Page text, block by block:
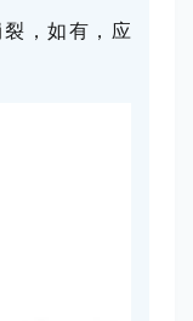
，如有，应